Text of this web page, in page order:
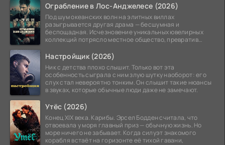
Ограбление в Лос-Анджелесе (2026)
Под шум океанских волн на элитных виллах
разыгрывается другая драма — бесшумная и
беспощадная. Исчезновение уникальных ювелирных
коллекций потрясло местное общество, превратив
Настройщик (2026)
Ник с детства плохо слышит. Только вот эта
особенность сыграла с ним злую шутку наоборот: его
слух стал невероятно тонким. Он слышит такие нюансы
в звуках, которые обычные люди даже не замечают.
Утёс (2026)
Конец XIX века. Карибы. Эрсел Бодден считала, что
отвоевала у моря главный приз — обычную жизнь. Но
море ничего не забывает. Когда силуэт знакомого
корабля встаёт на горизонте её тихой гавани,